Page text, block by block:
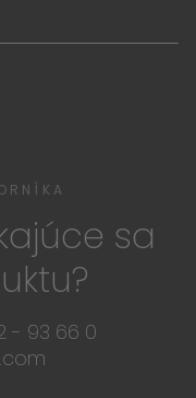
sa
- 93 66 0